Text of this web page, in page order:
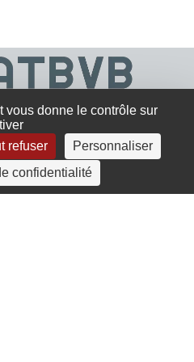
vous donne le contrôle sur
refuser
Personnaliser
confidentialité